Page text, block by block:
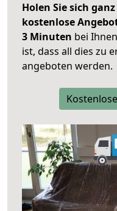
Holen Sie sich
kostenlose
3 Minuten bei
ist, dass all dies zu
angeboten werden.